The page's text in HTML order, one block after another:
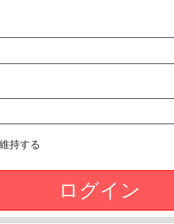
持する
ログイン